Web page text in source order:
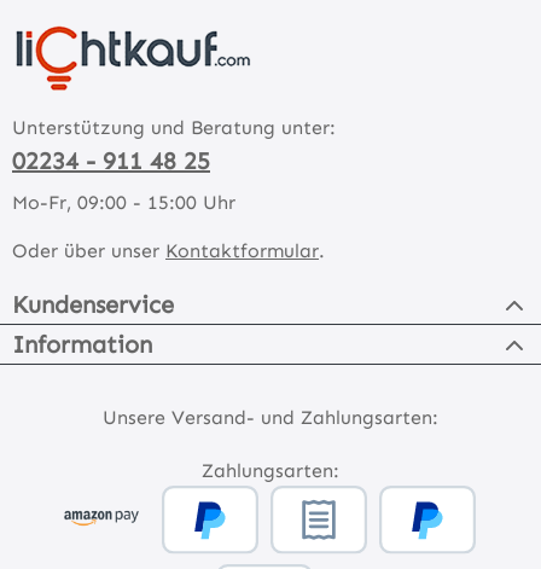
Unterstützung und Beratung unter:
02234 - 911 48 25
Mo-Fr, 09:00 - 15:00 Uhr
Oder über unser Kontaktformular.
Kundenservice
Information
Unsere Versand- und Zahlungsarten:
Zahlungsarten: